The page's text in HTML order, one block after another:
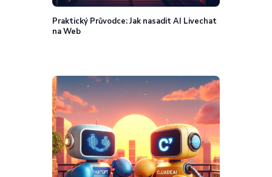
Praktický Průvodce: Jak nasadit AI Livechat
na Web